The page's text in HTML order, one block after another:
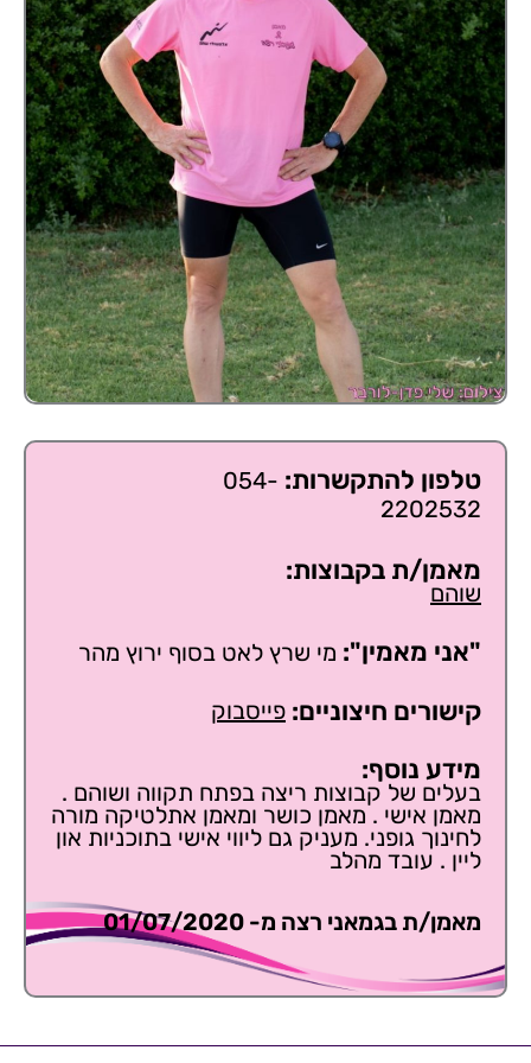
טלפון להתקשרות: 054-
2202532
מאמן/ת בקבוצות:
שוהם
"אני מאמין": מי שרץ לאט בסוף ירוץ מהר
קישורים חיצוניים: פייסבוק
מידע נוסף:
בעלים של קבוצות ריצה בפתח תקווה ושוהם .
מאמן אישי . מאמן כושר ומאמן אתלטיקה מורה
לחינוך גופני. מעניק גם ליווי אישי בתוכניות און
ליין . עובד מהלב
מאמן/ת בגמאני רצה מ- 01/07/2020